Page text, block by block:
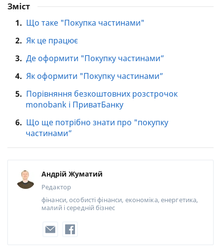
Зміст
1. Що таке "Покупка частинами"
2. Як це працює
3. Де оформити "Покупку частинами”
4. Як оформити "Покупку частинами”
5. Порівняння безкоштовних розстрочок
monobank і ПриватБанку
6. Що ще потрібно знати про "покупку
частинами”
Андрій Жуматий
Редактор
фінанси, особисті фінанси, економіка, енергетика,
малий і середній бізнес